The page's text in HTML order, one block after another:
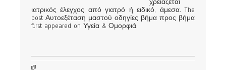
χρειάζεται
ιατρικός έλεγχος από γιατρό ή ειδικό, άμεσα. The
post Αυτοεξέταση μαστού οδηγίες βήμα προς βήμα
first appeared on Υγεία & Ομορφιά.